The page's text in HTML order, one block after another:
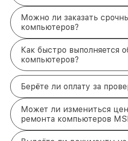
Можно ли заказать
компьютеров?
Как быстро выполняется
компьютеров?
Берёте ли оплату за
Может ли измениться
ремонта компьютеров